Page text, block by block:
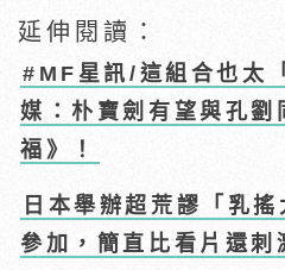
延伸閱讀：
#MF星訊/這組合也太
媒：朴寶劍有望與孔劉
福》！
日本舉辦超荒謬「乳
參加，簡直比看片還刺